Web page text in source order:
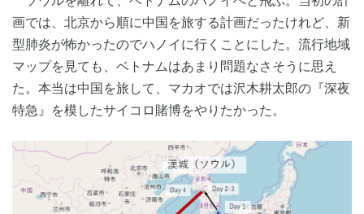
画では、北京から順に中国を旅する計画だったけれど、新
型肺炎が怖かったのでハノイに行くことにした。流行地域
マップを見ても、ベトナムはあまり問題なさそうに思え
た。本当は中国を旅して、マカオでは沢木耕太郎の『深夜
特急』を模したサイコロ賭博をやりたかった。